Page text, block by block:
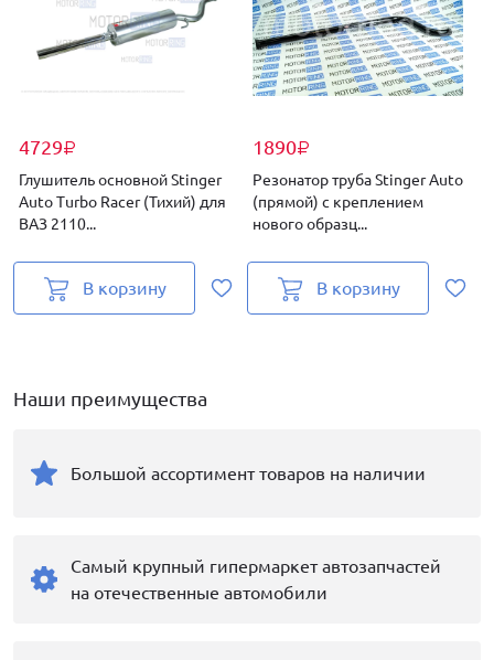
4729₽
Глушитель основной Stinger
Auto Turbo Racer (Тихий) для
ВАЗ 2110...
В корзину
1890₽
Резонатор труба Stinger Auto
(прямой) с креплением
нового образц...
В корзину
Наши преимущества
Большой ассортимент товаров на наличии
Самый крупный гипермаркет автозапчастей
на отечественные автомобили